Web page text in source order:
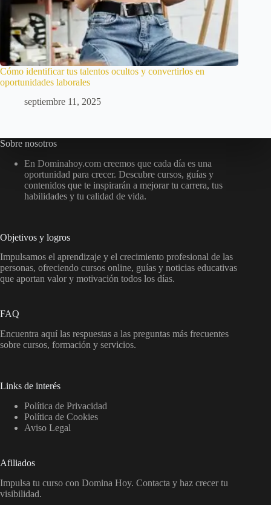
Cómo identificar tus talentos ocultos y convertirlos en
oportunidades laborales
septiembre 11, 2025
Sobre nosotros
En Dominahoy.com creemos que cada día es una
oportunidad para crecer. Descubre cursos, guías y
contenidos que te inspirarán a mejorar tu carrera, tus
habilidades y tu calidad de vida.
Objetivos y logros
Impulsamos el aprendizaje y el crecimiento profesional de las
personas, ofreciendo cursos online, guías y noticias educativas
que aportan valor y motivación todos los días.
FAQ
Encuentra aquí las respuestas a las preguntas más frecuentes
sobre cursos, formación y servicios.
Links de interés
Política de Privacidad
Política de Cookies
Aviso Legal
Afiliados
Impulsa tu curso con Domina Hoy. Contacta y haz crecer tu
visibilidad.